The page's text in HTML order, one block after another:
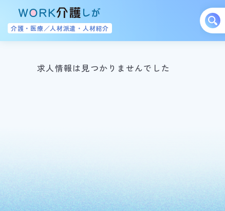
介護・医療／人材派遣・人材紹介
求人情報は見つかりませんでした